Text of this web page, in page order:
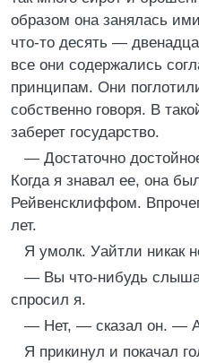
образом она занялась
что-то десять —
все они содержались
принципам. Они
собственно говоря. В
заберет государство.
— Достаточно
Когда я знавал ее, она
Рейвенсклиффом.
лет.
Я умолк. Уайтли никак
— Вы что-нибудь
спросил я.
— Нет, — сказал он. —
Я прикинул и покачал